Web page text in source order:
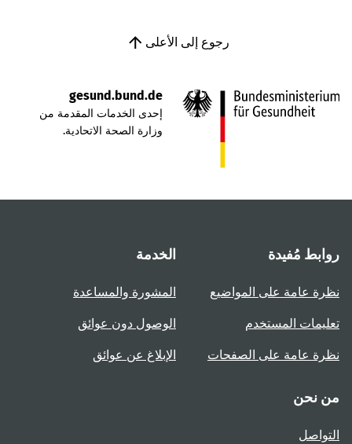
رجوع إلى الأعلى
gesund.bund.de
إحدى الخدمات المقدمة من
وزارة الصحة الاتحادية.
مُفيدة
عامة على المواضيع
المستخدم
عامة على الصفحات
الخدمة
المشورة والمساعدة
الوصول دون عوائق
الإبلاغ عن عوائق
نحن